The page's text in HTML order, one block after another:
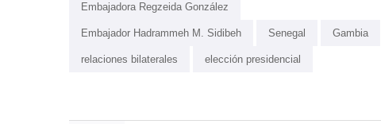
Embajadora Regzeida González
Embajador Hadrammeh M. Sidibeh Senegal Gambia
relaciones bilaterales elección presidencial